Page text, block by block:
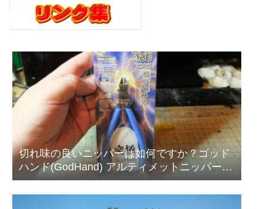
切れ味の良いニッパーは如何ですか？ゴッド
ハンド(GodHand) アルティメットニッパー
5.0